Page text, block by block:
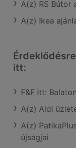
A(z) RS Bútor
A(z) Ikea
itt:
F&F itt:
A(z) Aldi
A(z)
újságjai